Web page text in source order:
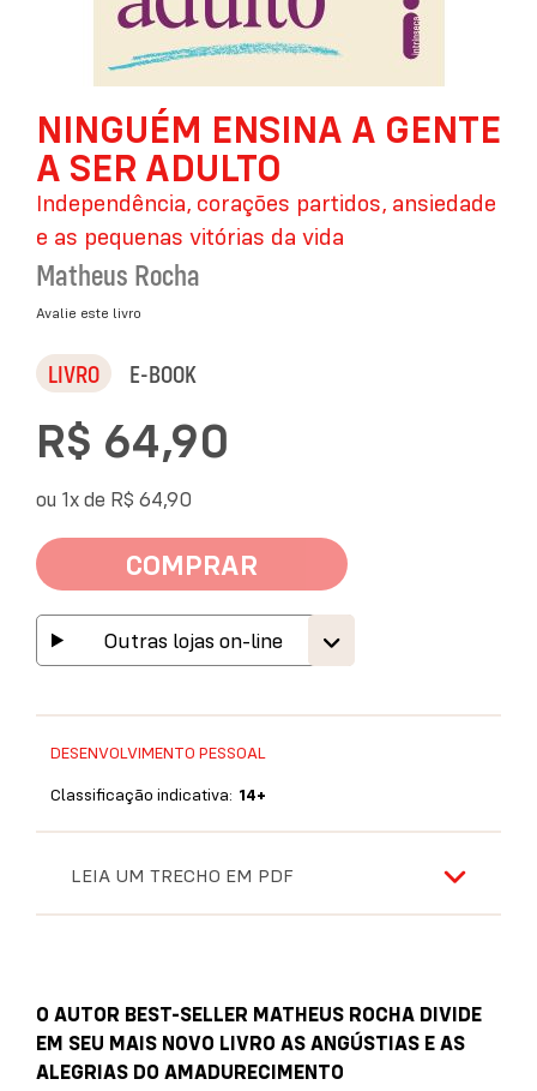
Galeria
imagens
NINGUÉM ENSINA A GENTE
A SER ADULTO
Independência, corações partidos, ansiedade
e as pequenas vitórias da vida
Matheus Rocha
Avalie este livro
LIVRO E-BOOK
COMPRAR
R$ 64,90
ou 1x de R$ 64,90
Outras lojas on-line
DESENVOLVIMENTO PESSOAL
Classificação indicativa: 14+
LEIA UM TRECHO EM PDF
O AUTOR BEST-SELLER MATHEUS ROCHA DIVIDE
EM SEU MAIS NOVO LIVRO AS ANGÚSTIAS E AS
ALEGRIAS DO AMADURECIMENTO